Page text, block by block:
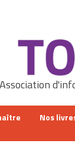
Association
Nos